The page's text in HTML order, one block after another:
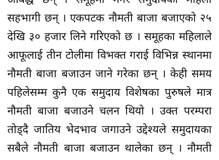
सहभागी छन् । एकपटक नौमती बाजा बजाएको २५
देखि ३० हजार लिने गरिएको छ । समूहका महिलाले
आफूलाई तीन टोलीमा विभक्त गराई विभिन्न स्थानमा
नौमती बाजा बजाउन जाने गरेका छन् । केही समय
पहिलेसम्म कुनै एक समुदाय विशेषका पुरुषले मात्र
नौमती बाजा बजाउने चलन थियो । उक्त परम्परा
तोड्दै जातिय भेदभाव जगाउने उद्देश्यले समुदायका
सबैले नौमती बाजा बजाउन थालेका छन् । नौमती